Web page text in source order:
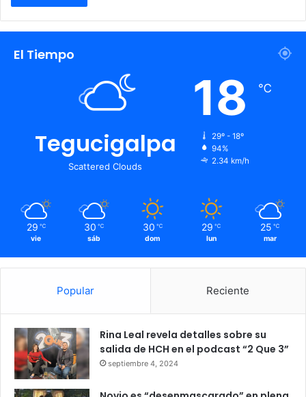
El Tiempo
Tegucigalpa
Scattered Clouds
18 ℃
29º - 18º
94%
2.34 km/h
29 ℃
vie
30 ℃
sáb
30 ℃
dom
29 ℃
lun
25 ℃
mar
Popular Reciente
Rina Leal revela detalles sobre su
salida de HCH en el podcast “2 Que 3”
septiembre 4, 2024